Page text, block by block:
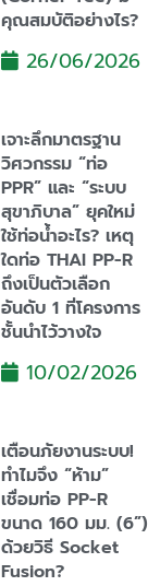
คุณสมบัติอย่างไร?
26/06/2026
เจาะลึกมาตรฐาน
วิศวกรรม “ท่อ
PPR” และ “ระบบ
สุขาภิบาล” ยุคใหม่
ใช้ท่อน้ำอะไร? เหตุ
ใดท่อ THAI PP-R
ถึงเป็นตัวเลือก
อันดับ 1 ที่โครงการ
ชั้นนำไว้วางใจ
10/02/2026
เตือนภัยงานระบบ!
ทำไมจึง “ห้าม”
เชื่อมท่อ PP-R
ขนาด 160 มม. (6”)
ด้วยวิธี Socket
Fusion?